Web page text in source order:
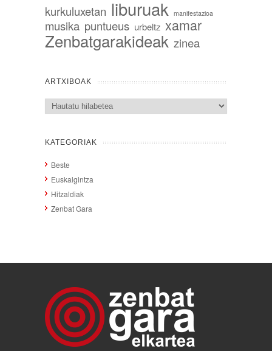
kurkuluxetan liburuak manifestazioa
musika puntueus urbeltz xamar
Zenbatgarakideak zinea
ARTXIBOAK
Artxiboak
KATEGORIAK
Beste
Euskalgintza
Hitzaldiak
Zenbat Gara